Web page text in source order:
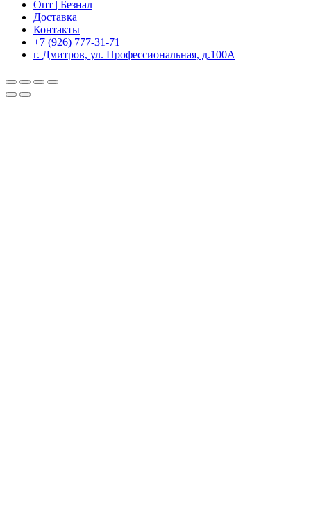
Опт | Безнал
Доставка
Контакты
+7 (926) 777-31-71
г. Дмитров, ул. Профессиональная, д.100А